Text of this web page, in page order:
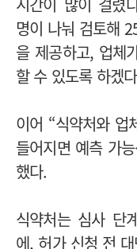
시간이 많이 걸렸
명이 나눠 검토해
을 제공하고, 업체
할 수 있도록 하겠
이어 “식약처와 업
들어지면 예측 가
했다.
식약처는 심사 단
에, 허가 신청 전